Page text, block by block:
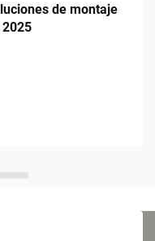
de montaje